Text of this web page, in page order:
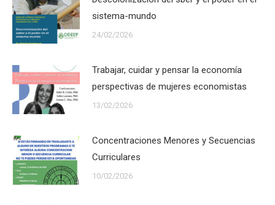
sistema-mundo
24/02/2026
Trabajar, cuidar y pensar la economía
perspectivas de mujeres economistas
13/02/2026
Concentraciones Menores y Secuencias
Curriculares
10/02/2026